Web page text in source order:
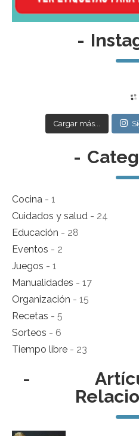
-
Cargar más...
-
Cocina - 1
Cuidados y salud - 24
Educación - 28
Eventos - 2
Juegos - 1
Manualidades - 17
Organización - 15
Recetas - 5
Sorteos - 6
Tiempo libre - 23
-